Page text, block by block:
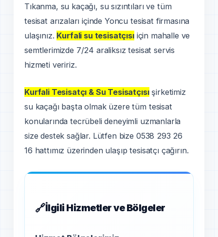
Tıkanma, su kaçağı, su sızıntıları ve tüm
tesisat arızaları içinde Yoncu tesisat firmasına
ulaşınız. Kurfali su tesisatçısıiçin mahalle ve
semtlerimizde 7/24 araliksız tesisat servis
hizmeti veririz.
Kurfali Tesisatçı & Su Tesisatçısışirketimiz
su kaçağı başta olmak üzere tüm tesisat
konularında tecrübeli deneyimli uzmanlarla
size destek sağlar. Lütfen bize 0538 293 26
16 hattımız üzerinden ulaşıp tesisatçı çağırın.
İlgili Hizmetler ve Bölgeler